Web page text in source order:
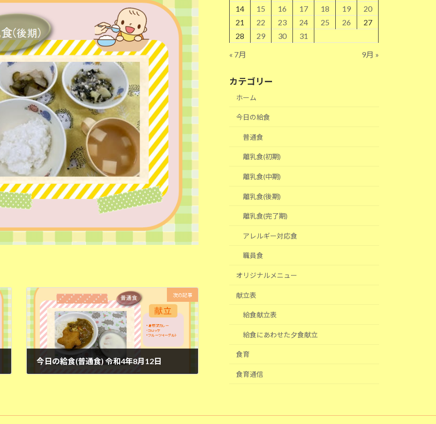
次の記事
今日の給食(普通食) 令和4年8月12日
14
15 16 17 18 19
20
21
22 23 24 25 26
27
28
29 30 31
« 7月 9月 »
カテゴリー
ホーム
今日の給食
普通食
離乳食(初期)
離乳食(中期)
離乳食(後期)
離乳食(完了期)
アレルギー対応食
職員食
オリジナルメニュー
献立表
給食献立表
給食にあわせた夕食献立
食育
食育通信